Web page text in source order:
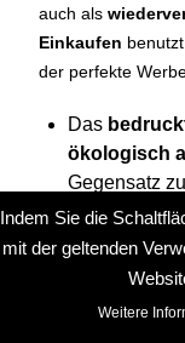
auch als
Einkaufen
der perfekte
Das
ökologisch
Gegensatz
nachhaltig.
Die positiven
automatisch
Indem Sie die
mit der geltenden
Weitere